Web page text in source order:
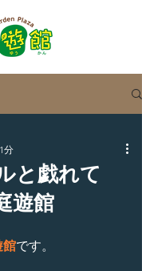
と戯れて
遊館
分
館です。